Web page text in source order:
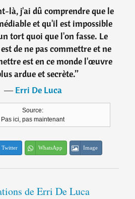
là, j'ai dû comprendre que le
et qu'il est impossible
tort quoi que l'on fasse. Le
de ne pas commettre et ne
est en ce monde l'œuvre
ardue et secrète.”
―Erri De Luca
Source:
Pas ici, pas maintenant
Twitter WhatsApp Image
de Erri De Luca